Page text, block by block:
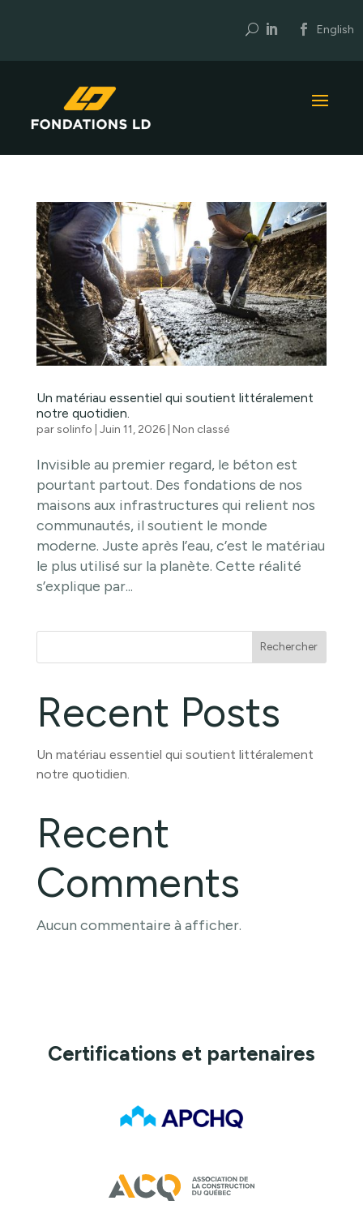
U English
Un matériau essentiel qui soutient littéralement
notre quotidien.
parsolinfo Juin 11, 2026| Non classé
Invisible au premier regard, le béton est
pourtant partout. Des fondations de nos
maisons aux infrastructures qui relient nos
communautés, il soutient le monde
moderne. Juste après l’eau, c’est le matériau
le plus utilisé sur la planète. Cette réalité
s’explique par...
Rechercher
Recent Posts
Un matériau essentiel qui soutient littéralement
notre quotidien.
Recent
Comments
Aucun commentaire à afficher.
Certifications et partenaires